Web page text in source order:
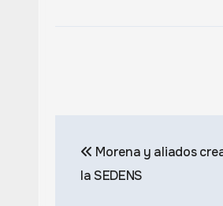
de
Morena y aliados
la SEDENS